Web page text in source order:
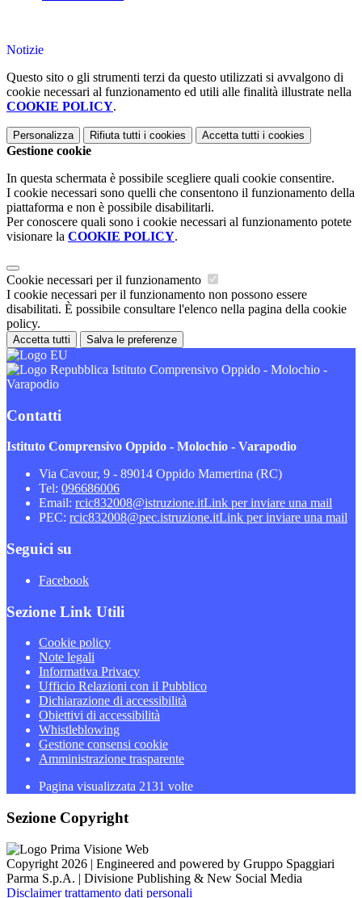
Notizie
Questo sito o gli strumenti terzi da questo utilizzati si avvalgono di
cookie necessari al funzionamento ed utili alle finalità illustrate nella
COOKIE POLICY.
Personalizza Rifiuta tutti i cookies Accetta tutti i cookies
Gestione cookie
In questa schermata è possibile scegliere quali cookie consentire.
I cookie necessari sono quelli che consentono il funzionamento della
piattaforma e non è possibile disabilitarli.
Per conoscere quali sono i cookie necessari al funzionamento potete
visionare la COOKIE POLICY.
Cookie necessari per il funzionamento
I cookie necessari per il funzionamento non possono essere
disabilitati. È possibile consultare l'elenco nella pagina della cookie
policy.
Accetta tutti Salva le preferenze
Istituto Comprensivo Oppido - Molochio -
Varapodio
Contatti
Istituto Comprensivo Oppido - Molochio - Varapodio
Via Cavour, 9 - 89014 Oppido Mamertina (RC)
Tel: 096686006
Email: rcic832008@istruzione.itLink per inviare una mail
PEC: rcic832008@pec.istruzione.itLink per inviare una mail
Seguici su
Facebook
Sezione Link Utili
Cookie policy
Note legali
Informativa Privacy
Ufficio Relazioni con il Pubblico
Dichiarazione di accessibilità
Obiettivi di accessibilità
Whistleblowing
Gestione consensi cookie
Amministrazione trasparente
Pagina visualizzata 2131 volte
Sezione Copyright
Copyright 2026 | Engineered and powered by Gruppo Spaggiari
Parma S.p.A. | Divisione Publishing & New Social Media
Disclaimer trattamento dati personali